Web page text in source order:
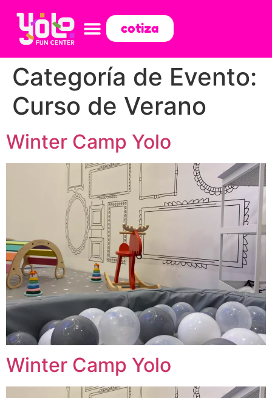
cotiza
Categoría de Evento:
Curso de Verano
Winter Camp Yolo
Winter Camp Yolo